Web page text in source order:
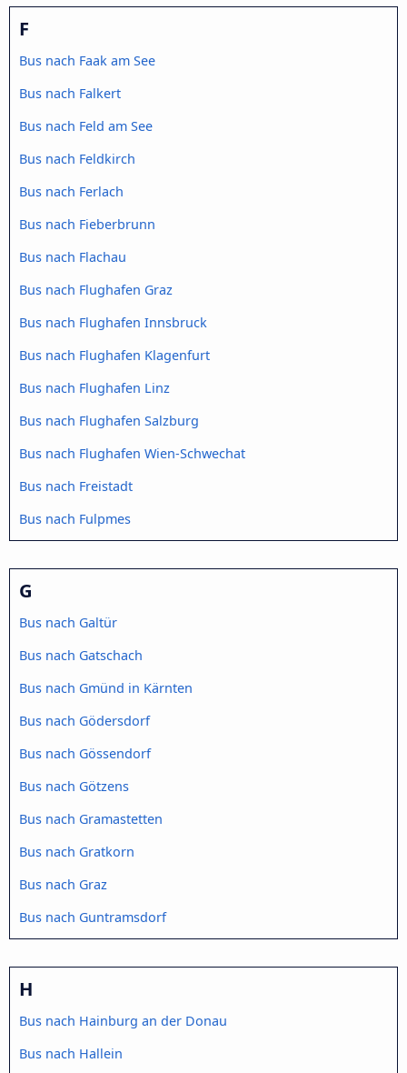
F
Bus nach Faak am See
Bus nach Falkert
Bus nach Feld am See
Bus nach Feldkirch
Bus nach Ferlach
Bus nach Fieberbrunn
Bus nach Flachau
Bus nach Flughafen Graz
Bus nach Flughafen Innsbruck
Bus nach Flughafen Klagenfurt
Bus nach Flughafen Linz
Bus nach Flughafen Salzburg
Bus nach Flughafen Wien-Schwechat
Bus nach Freistadt
Bus nach Fulpmes
G
Bus nach Galtür
Bus nach Gatschach
Bus nach Gmünd in Kärnten
Bus nach Gödersdorf
Bus nach Gössendorf
Bus nach Götzens
Bus nach Gramastetten
Bus nach Gratkorn
Bus nach Graz
Bus nach Guntramsdorf
H
Bus nach Hainburg an der Donau
Bus nach Hallein